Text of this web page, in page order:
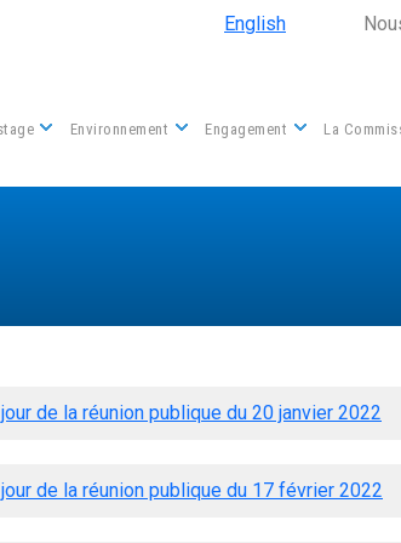
Aller au contenu principal
English
Environnement Engagement La
de la réunion publique du 20 janvier 2022
de la réunion publique du 17 février 2022